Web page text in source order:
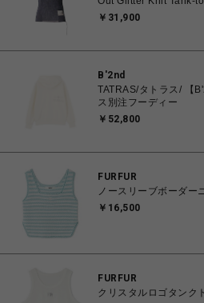
￥31,900
B'2nd
TATRAS/タトラス/ 【
ス別注フーディー
￥52,800
FURFUR
ノースリーブボーダー
￥16,500
FURFUR
クリスタルロゴタンク